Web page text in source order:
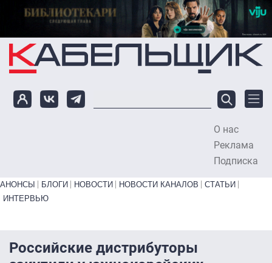
Перейти к основному содержанию
О нас
Реклама
Подписка
Primary links bottom
АНОНСЫ БЛОГИ НОВОСТИ НОВОСТИ КАНАЛОВ
СТАТЬИ
ИНТЕРВЬЮ
Российские дистрибуторы